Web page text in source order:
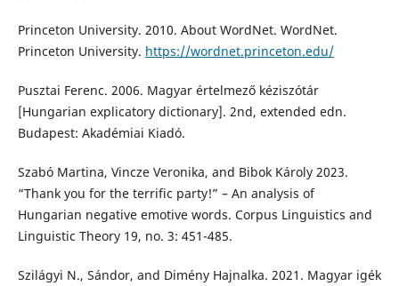
Princeton University. 2010. About WordNet. WordNet.
Princeton University. https://wordnet.princeton.edu/
Pusztai Ferenc. 2006. Magyar értelmező kéziszótár
[Hungarian explicatory dictionary]. 2nd, extended edn.
Budapest: Akadémiai Kiadó.
Szabó Martina, Vincze Veronika, and Bibok Károly 2023.
“Thank you for the terrific party!” – An analysis of
Hungarian negative emotive words. Corpus Linguistics and
Linguistic Theory 19, no. 3: 451-485.
Szilágyi N., Sándor, and Dimény Hajnalka. 2021. Magyar igék